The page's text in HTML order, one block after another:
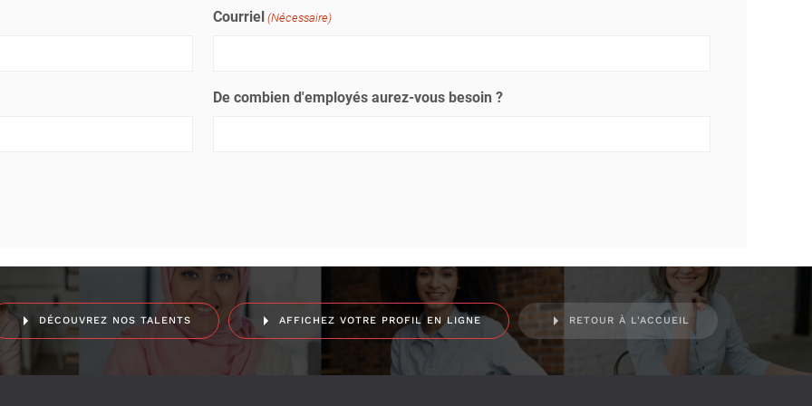
Courriel (Nécessaire)
De combien d'employés aurez-vous besoin ?
DÉCOUVREZ NOS TALENTS AFFICHEZ VOTRE PROFIL EN LIGNE RETOUR À L'ACCUEIL